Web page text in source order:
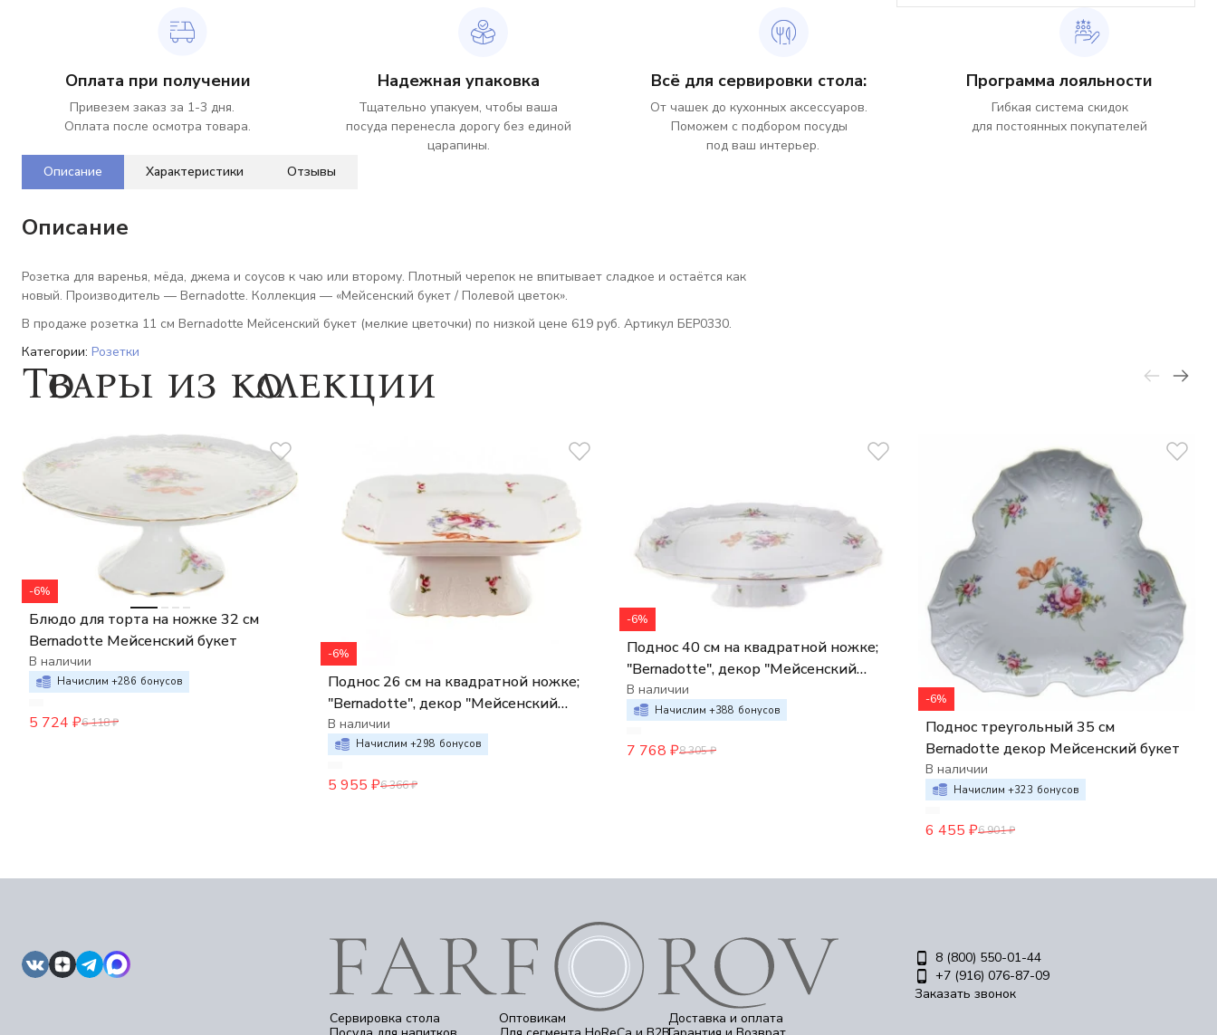
Оплата при получении
Привезем заказ за 1-3 дня.
Оплата после осмотра товара.
Надежная упаковка
Тщательно упакуем, чтобы ваша
посуда перенесла дорогу без единой
царапины.
Всё для сервировки стола:
От чашек до кухонных аксессуаров.
Поможем с подбором посуды
под ваш интерьер.
Программа лояльности
Гибкая система скидок
для постоянных покупателей
Описание Характеристики Отзывы
Описание
Розетка для варенья, мёда, джема и соусов к чаю или второму. Плотный черепок не впитывает сладкое и остаётся как
новый. Производитель — Bernadotte. Коллекция — «Мейсенский букет / Полевой цветок».
В продаже розетка 11 см Bernadotte Мейсенский букет (мелкие цветочки) по низкой цене 619 руб. Артикул БЕР0330.
Категории: Розетки
Товары из коллекции
-6%
Блюдо для торта на ножке 32 см
Bernadotte Мейсенский букет
В наличии
Начислим +286 бонусов
5 724 ₽6 118₽
-6%
Поднос 26 см на квадратной ножке;
"Bernadotte", декор "Мейсенский
букет",
В наличии
Начислим +298 бонусов
5 955 ₽6 366₽
-6%
Поднос 40 см на квадратной ножке;
"Bernadotte", декор "Мейсенский
букет",
В наличии
Начислим +388 бонусов
7 768 ₽8 305₽
-6%
Поднос треугольный 35 см
Bernadotte декор Мейсенский букет
В наличии
Начислим +323 бонусов
6 455 ₽6 901₽
Сервировка стола
Оптовикам
Доставка и оплата
8 (800) 550-01-44
+7 (916) 076-87-09
Заказать звонок